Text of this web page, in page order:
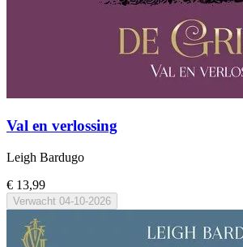
Val en verlossing
Leigh Bardugo
€ 13,99
Verwacht 04-10-2026